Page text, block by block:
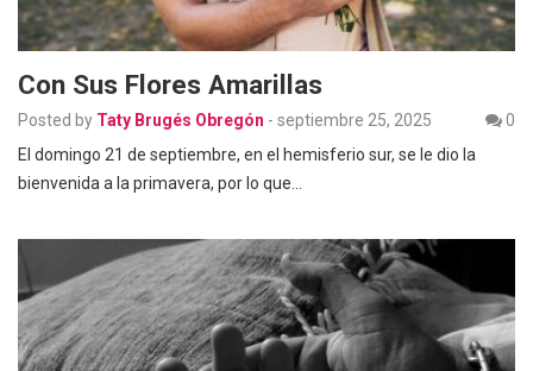
Con Sus Flores Amarillas
Posted by Taty Brugés Obregón - septiembre 25, 2025
0
El domingo 21 de septiembre, en el hemisferio sur, se le dio la
bienvenida a la primavera, por lo que…